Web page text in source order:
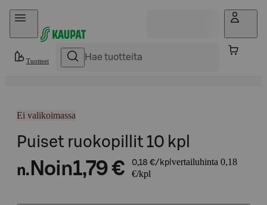
Hyppää sisältöön
Tuotteet
Ei valikoimassa
Puiset ruokopillit 10 kpl
n. Noin1,79 € 0,18 €/kpl vertailuhinta 0,18
€/kpl